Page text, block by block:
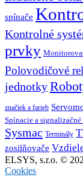
spínače
Kontrolné
prvky
Polovodičové
jednotky
značiek a farieb
Spínacie a signalizačné
Sysmac Terminály
zosilňovače
ELSYS, s.r.o. ©
Cookies